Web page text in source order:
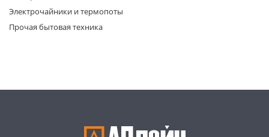
Электрочайники и термопоты
Прочая бытовая техника